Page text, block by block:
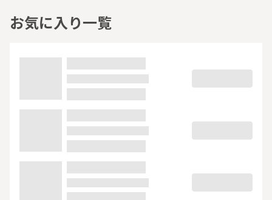
お気に入り一覧